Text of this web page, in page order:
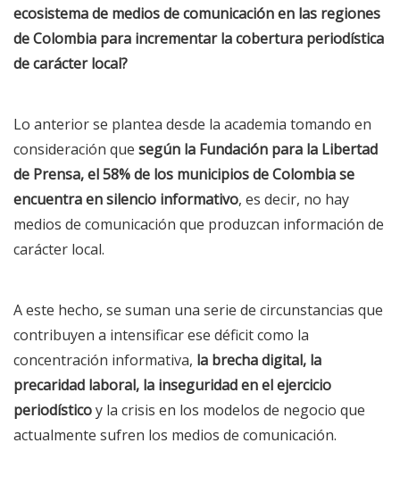
ecosistema de medios de comunicación en las regiones
de Colombia para incrementar la cobertura periodística
de carácter local?
Lo anterior se plantea desde la academia tomando en
consideración que según la Fundación para la Libertad
de Prensa, el 58% de los municipios de Colombia se
encuentra en silencio informativo, es decir, no hay
medios de comunicación que produzcan información de
carácter local.
A este hecho, se suman una serie de circunstancias que
contribuyen a intensificar ese déficit como la
concentración informativa, la brecha digital, la
precaridad laboral, la inseguridad en el ejercicio
periodísticoy la crisis en los modelos de negocio que
actualmente sufren los medios de comunicación.